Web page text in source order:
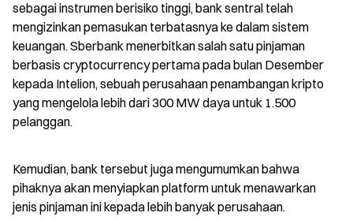
sebagai instrumen berisiko tinggi, bank sentral telah
mengizinkan pemasukan terbatasnya ke dalam sistem
keuangan. Sberbank menerbitkan salah satu pinjaman
berbasis cryptocurrency pertama pada bulan Desember
kepada Intelion, sebuah perusahaan penambangan kripto
yang mengelola lebih dari 300 MW daya untuk 1.500
pelanggan.
Kemudian, bank tersebut juga mengumumkan bahwa
pihaknya akan menyiapkan platform untuk menawarkan
jenis pinjaman ini kepada lebih banyak perusahaan.